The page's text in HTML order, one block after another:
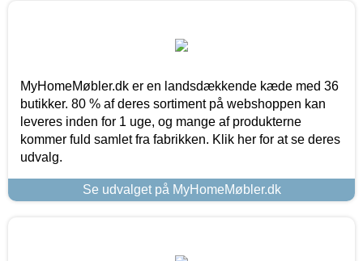
MyHomeMøbler.dk er en landsdækkende kæde med 36
butikker. 80 % af deres sortiment på webshoppen kan
leveres inden for 1 uge, og mange af produkterne
kommer fuld samlet fra fabrikken. Klik her for at se deres
udvalg.
Se udvalget på MyHomeMøbler.dk